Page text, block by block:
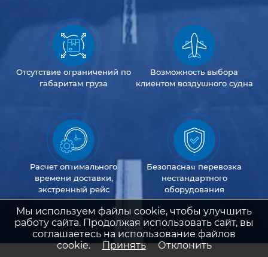
Отсутствиеограничений по
габаритам груза
Возможность выбора
клиентом воздушного судна
Расчет оптимального
времени доставки,
экстренный рейс
Безопасная перевозка
нестандартного
оборудования
Мы используем файлы cookie, чтобы улучшить
работу сайта. Продолжая использовать сайт, вы
соглашаетесь на использование файлов
cookie.
Принять Отклонить